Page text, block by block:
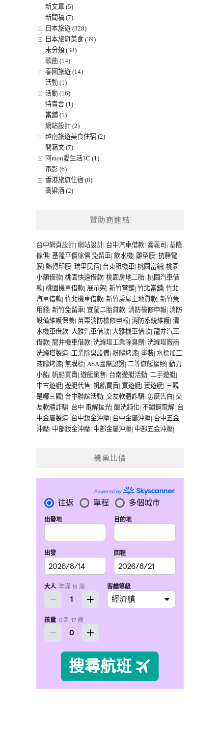
新文章 (5)
新聞稿 (7)
日本旅遊 (328)
日本旅遊美食 (39)
未分類 (38)
歌曲 (14)
泰國旅遊 (14)
活動 (1)
活動 (16)
特賣會 (1)
當鋪 (1)
網站設計 (2)
越南旅遊美食住宿 (2)
開箱文 (7)
阿mon愛生活3C (1)
電影 (6)
香港旅遊住宿 (8)
高粱酒 (2)
贊助商連結
台中網頁設計| 網站設計| 台中汽車借款| 喬義司 | 基隆
傢俱| 基隆平價傢俱 免留車| 飲水機| 離型膜| 抗靜電
膜| 熱轉印膜| 瑞里民宿| 台東租機車| 桃園當鋪| 桃園
小額借款| 桃園快速借款| 桃園房地二胎| 桃園汽車借
款| 桃園機車借款| 展示架| 新竹當舖| 竹北當舖| 竹北
汽車借款| 竹北機車借款| 新竹房屋土地貸款| 新竹急
用錢| 新竹免留車| 宜蘭二胎貸款| 消防檢修申報| 消防
設備維護保養| 苗栗消防檢修申報| 消防系統維護| 清
水機車借款| 大雅汽車借款| 大雅機車借款| 龍井汽車
借款| 龍井機車借款| 洗滌塔工業除臭劑 | 洗滌塔廠商|
洗滌塔製造| 工業除臭設備| 粉體烤漆| 塗裝| 水標加工|
液體烤漆| 無膜標| ASA國際認證| 二等遊艇駕照| 動力
小船| 帆船買賣| 遊艇銷售| 台南遊艇活動| 二手遊艇|
中古遊艇| 遊艇代售| 帆船買賣| 買遊艇| 賣遊艇| 三觀
是哪三觀| 台中聯誼活動| 交友軟體詐騙| 怎麼告白| 交
友軟體詐騙| 台中 電解拋光| 酸洗鈍化| 不鏽鋼電解| 台
中金屬製造| 台中鈑金沖壓| 台中金屬沖壓| 台中五金
沖壓| 中部鈑金沖壓| 中部金屬沖壓| 中部五金沖壓|
機票比價